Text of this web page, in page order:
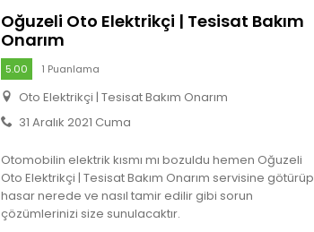
Oğuzeli Oto Elektrikçi | Tesisat Bakım
Onarım
5.00 1 Puanlama
Oto Elektrikçi | Tesisat Bakım Onarım
31 Aralık 2021 Cuma
Otomobilin elektrik kısmı mı bozuldu hemen Oğuzeli
Oto Elektrikçi | Tesisat Bakım Onarım servisine götürüp
hasar nerede ve nasıl tamir edilir gibi sorun
çözümlerinizi size sunulacaktır.